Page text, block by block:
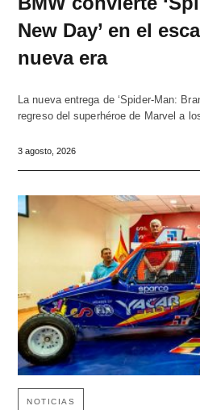
New Day’ en el
nueva era
La nueva entrega de ‘Spider-Man:
regreso del superhéroe de Marvel a
3 agosto, 2026
NOTICIAS